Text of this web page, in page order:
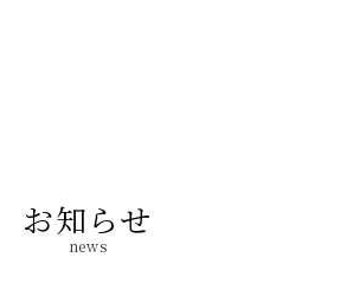
お知らせ
news